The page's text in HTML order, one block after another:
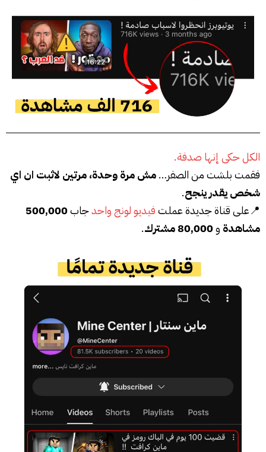
الكل حكى إنها صدفة.
فقمت بلشت من الصفر…مش مرة وحدة، مرتين لاثبت ان اي
شخص يقدر ينجح.
📍على قناة جديدة عملتفيديو لونج واحدجاب500,000
مشاهدة و80,000 مشترك .